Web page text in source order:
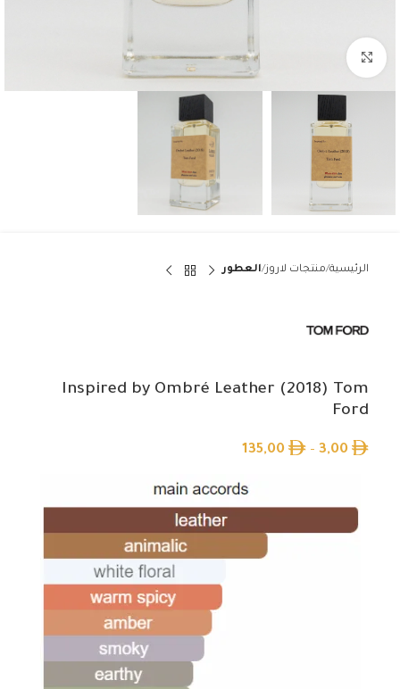
الرئيسية منتجات لاروز العطور
Inspired by Ombré Leather (2018) Tom
Ford
3,00
–
135,00